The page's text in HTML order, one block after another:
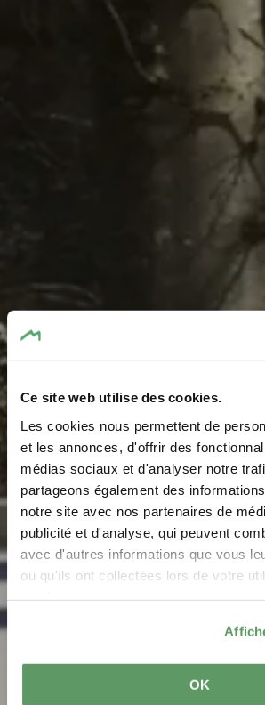
Ce site web utilise des cookies.
Les cookies nous permettent de
et les annonces, d'offrir des
médias sociaux et d'analyser notre
partageons également des
notre site avec nos partenaires de
publicité et d'analyse, qui peuvent
avec d'autres informations que vous
ou qu'ils ont collectées lors de votre
OK
Parking
Wo? Rue du Mullerthal, L-